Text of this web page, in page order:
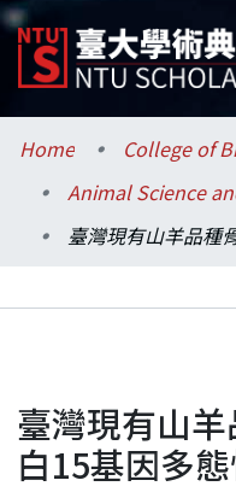
Communities &
Research Outputs
Statistics
Home
臺灣現有山
白15基因多